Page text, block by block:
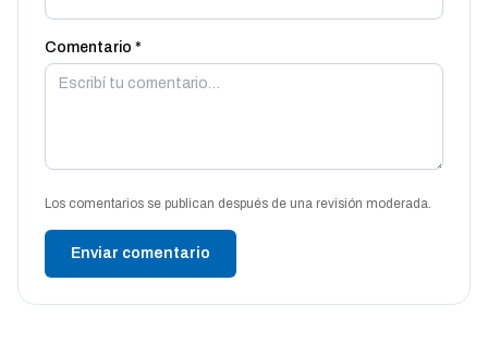
Comentario *
Los comentarios se publican después de una revisión moderada.
Enviar comentario